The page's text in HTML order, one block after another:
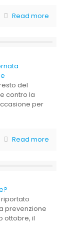
Read more
del
contro la
per
Read more
prevenzione
ottobre, il